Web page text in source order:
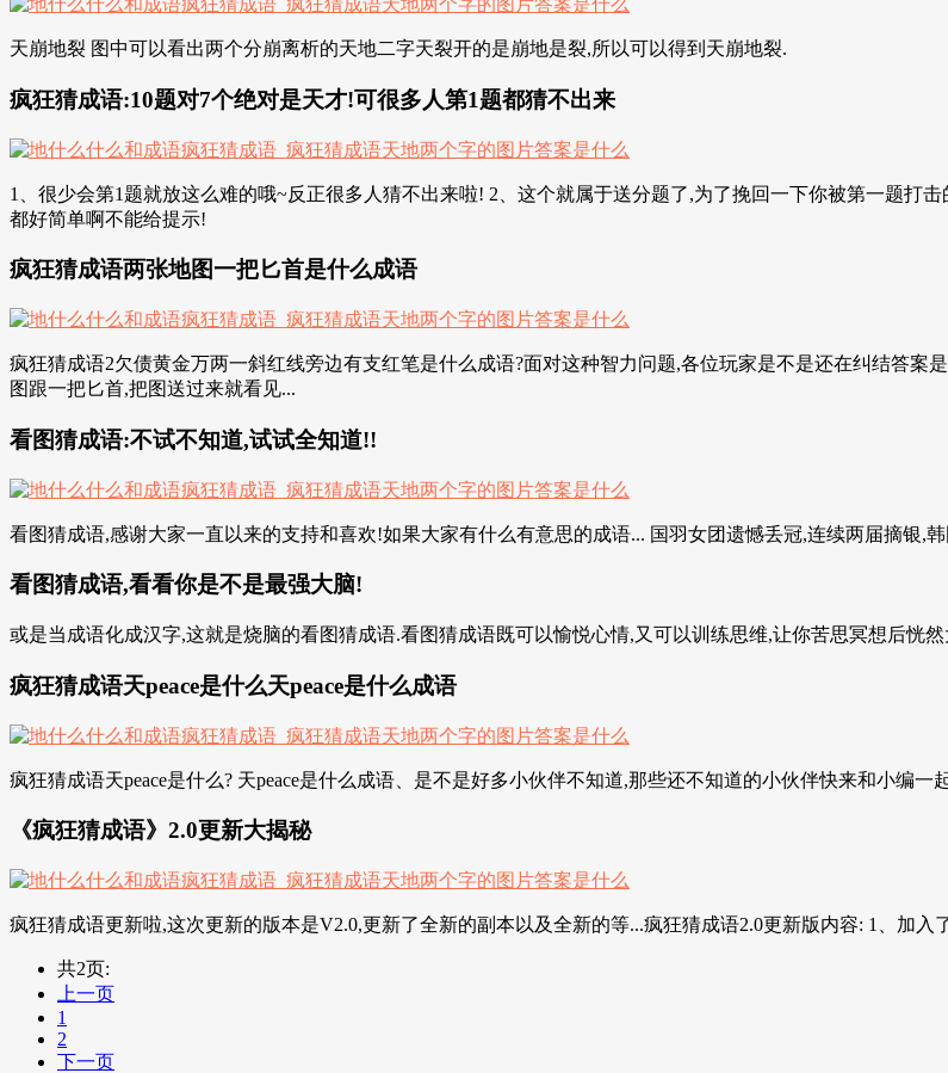
天崩地裂 图中可以看出两个分崩离析的天地二字天裂开的是崩地是裂,所以可以得到天崩地裂.
疯狂猜成语:10题对7个绝对是天才!可很多人第1题都猜不出来
1、很少会第1题就放这么难的哦~反正很多人猜不出来啦! 2、这个就属于送分题了,为了挽回一下你被第一题打
都好简单啊不能给提示!
疯狂猜成语两张地图一把匕首是什么成语
疯狂猜成语2欠债黄金万两一斜红线旁边有支红笔是什么成语?面对这种智力问题,各位玩家是不是还在纠结答案
图跟一把匕首,把图送过来就看见...
看图猜成语:不试不知道,试试全知道!!
看图猜成语,感谢大家一直以来的支持和喜欢!如果大家有什么有意思的成语... 国羽女团遗憾丢冠,连续两届摘银,
看图猜成语,看看你是不是最强大脑!
或是当成语化成汉字,这就是烧脑的看图猜成语.看图猜成语既可以愉悦心情,又可以训练思维,让你苦思冥想后恍
疯狂猜成语天peace是什么天peace是什么成语
疯狂猜成语天peace是什么? 天peace是什么成语、是不是好多小伙伴不知道,那些还不知道的小伙伴快来和小编一
《疯狂猜成语》2.0更新大揭秘
疯狂猜成语更新啦,这次更新的版本是V2.0,更新了全新的副本以及全新的等...疯狂猜成语2.0更新版内容: 1、加入
共2页:
上一页
1
2
下一页